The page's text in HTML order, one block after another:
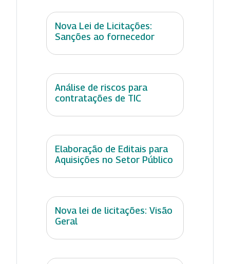
Nova Lei de Licitações:
Sanções ao fornecedor
Análise de riscos para
contratações de TIC
Elaboração de Editais para
Aquisições no Setor Público
Nova lei de licitações: Visão
Geral